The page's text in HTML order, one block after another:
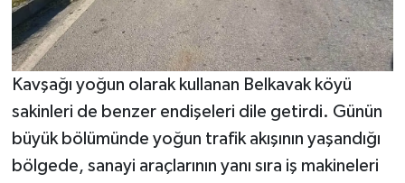
Kavşağı yoğun olarak kullanan Belkavak köyü
sakinleri de benzer endişeleri dile getirdi. Günün
büyük bölümünde yoğun trafik akışının yaşandığı
bölgede, sanayi araçlarının yanı sıra iş makineleri